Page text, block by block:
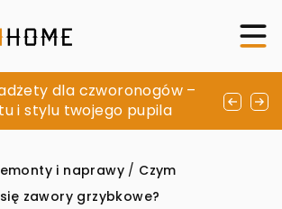
pościel, która odmieni
dla czworonogów –
i stylu twojego pupila
sposoby na odświeżenie
remontu?
i naprawy / Czym
zawory grzybkowe?